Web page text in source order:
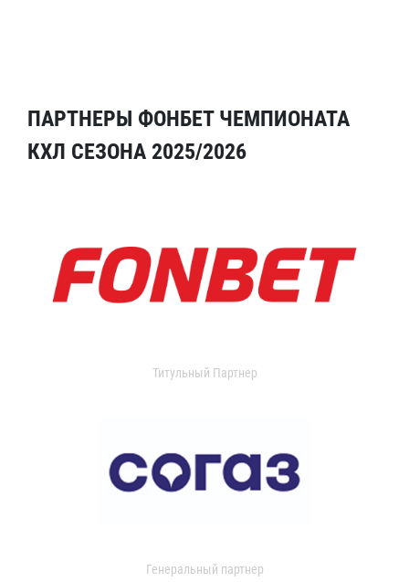
ПАРТНЕРЫ ФОНБЕТ ЧЕМПИОНАТА
КХЛ СЕЗОНА 2025/2026
Титульный Партнер
Генеральный партнер